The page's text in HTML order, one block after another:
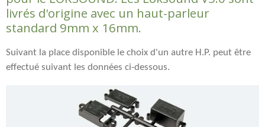
livrés d'origine avec un haut-parleur
standard 9mm x 16mm.
Suivant la place disponible le choix d'un autre H.P. peut être
effectué suivant les données ci-dessous.